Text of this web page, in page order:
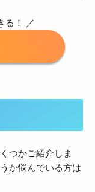
る！ ／
つかご紹介しま
か悩んでいる方は